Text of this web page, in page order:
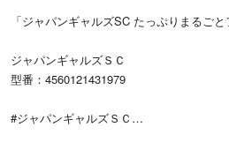
「ジャパンギャルズSC たっぷりまるごと
ジャパンギャルズＳＣ
型番：4560121431979
#ジャパンギャルズＳＣ